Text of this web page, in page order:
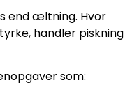
end æltning. Hvor
handler piskning
som: